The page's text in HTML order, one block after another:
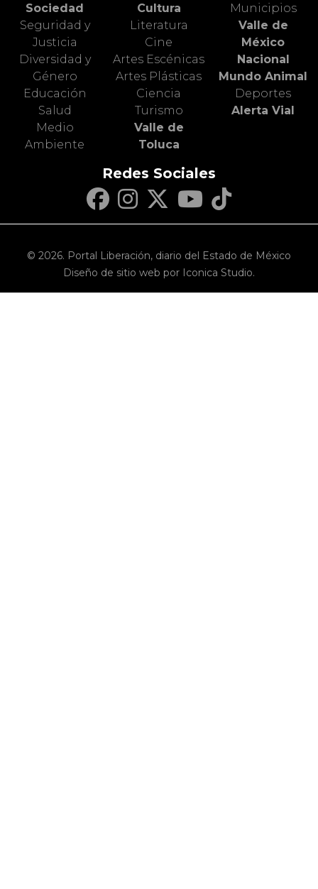
Sociedad
Seguridad y
Justicia
Diversidad y
Género
Educación
Salud
Medio
Ambiente
Cultura
Literatura
Cine
Artes Escénicas
Artes Plásticas
Ciencia
Turismo
Valle de
Toluca
Municipios
Valle de
México
Nacional
Mundo Animal
Deportes
Alerta Vial
Redes Sociales
© 2026. Portal Liberación, diario del Estado de México
Diseño de sitio web por Iconica Studio.